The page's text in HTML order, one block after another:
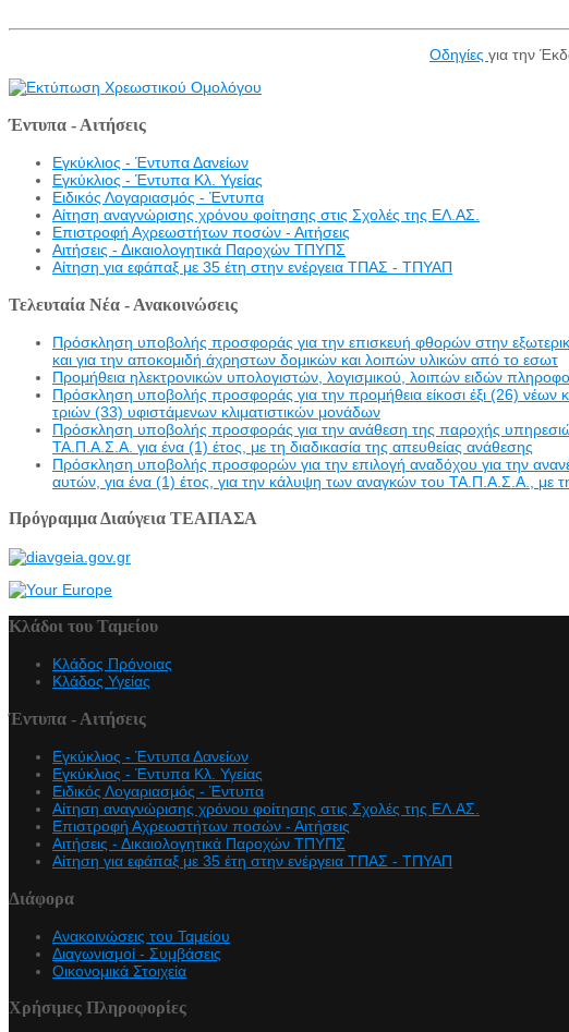
Οδηγίες για την
Έντυπα - Αιτήσεις
Εγκύκλιος - Έντυπα Δανείων
Εγκύκλιος - Έντυπα Κλ. Υγείας
Eιδικός Λογαριασμός - Έντυπα
Αίτηση αναγνώρισης χρόνου φοίτησης στις Σχολές της ΕΛ.ΑΣ.
Επιστροφή Αχρεωστήτων ποσών - Αιτήσεις
Αιτήσεις - Δικαιολογητικά Παροχών ΤΠΥΠΣ
Αίτηση για εφάπαξ με 35 έτη στην ενέργεια ΤΠΑΣ - ΤΠΥΑΠ
Τελευταία Νέα - Ανακοινώσεις
Πρόσκληση υποβολής προσφοράς για την επισκευή φθορών στην
και για την αποκομιδή άχρηστων δομικών και λοιπών υλικών από το εσωτ
Προμήθεια ηλεκτρονικών υπολογιστών, λογισμικού, λοιπών ειδών
Πρόσκληση υποβολής προσφοράς για την προμήθεια είκοσι έξι (26) νέων
τριών (33) υφιστάμενων κλιματιστικών μονάδων
Πρόσκληση υποβολής προσφοράς για την ανάθεση της παροχής
ΤΑ.Π.Α.Σ.Α. για ένα (1) έτος, με τη διαδικασία της απευθείας ανάθεσης
Πρόσκληση υποβολής προσφορών για την επιλογή αναδόχου για την
αυτών, για ένα (1) έτος, για την κάλυψη των αναγκών του ΤΑ.Π.Α.Σ.Α., με
Πρόγραμμα Διαύγεια ΤΕΑΠΑΣΑ
Κλάδοι του Ταμείου
Κλάδος Πρόνοιας
Κλάδος Υγείας
Έντυπα - Αιτήσεις
Εγκύκλιος - Έντυπα Δανείων
Εγκύκλιος - Έντυπα Κλ. Υγείας
Eιδικός Λογαριασμός - Έντυπα
Αίτηση αναγνώρισης χρόνου φοίτησης στις Σχολές της ΕΛ.ΑΣ.
Επιστροφή Αχρεωστήτων ποσών - Αιτήσεις
Αιτήσεις - Δικαιολογητικά Παροχών ΤΠΥΠΣ
Αίτηση για εφάπαξ με 35 έτη στην ενέργεια ΤΠΑΣ - ΤΠΥΑΠ
Διάφορα
Ανακοινώσεις του Ταμείου
Διαγωνισμοί - Συμβάσεις
Οικονομικά Στοιχεία
Χρήσιμες Πληροφορίες